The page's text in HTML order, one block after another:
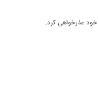
خود عذرخواهی کرد.